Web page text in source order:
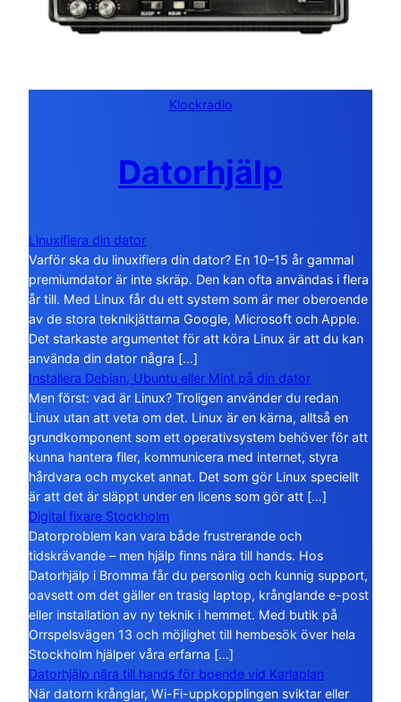
Klockradio
Datorhjälp
Linuxifiera din dator
Varför ska du linuxifiera din dator? En 10–15 år gammal
premiumdator är inte skräp. Den kan ofta användas i flera
år till. Med Linux får du ett system som är mer oberoende
av de stora teknikjättarna Google, Microsoft och Apple.
Det starkaste argumentet för att köra Linux är att du kan
använda din dator några […]
Installera Debian, Ubuntu eller Mint på din dator
Men först: vad är Linux? Troligen använder du redan
Linux utan att veta om det. Linux är en kärna, alltså en
grundkomponent som ett operativsystem behöver för att
kunna hantera filer, kommunicera med internet, styra
hårdvara och mycket annat. Det som gör Linux speciellt
är att det är släppt under en licens som gör att […]
Digital fixare Stockholm
Datorproblem kan vara både frustrerande och
tidskrävande – men hjälp finns nära till hands. Hos
Datorhjälp i Bromma får du personlig och kunnig support,
oavsett om det gäller en trasig laptop, krånglande e-post
eller installation av ny teknik i hemmet. Med butik på
Orrspelsvägen 13 och möjlighet till hembesök över hela
Stockholm hjälper våra erfarna […]
Datorhjälp nära till hands för boende vid Karlaplan
När datorn krånglar, Wi-Fi-uppkopplingen sviktar eller